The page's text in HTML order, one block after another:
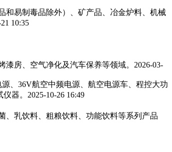
和易制毒品除外）、矿产品、冶金炉料、机械
10:35
房、空气净化及汽车保养等领域。‌‌ 2026-03-
、36V航空中频电源、航空电源车、程控大功
器。 2025-10-26 16:49
、乳饮料、粗粮饮料、功能饮料等系列产品